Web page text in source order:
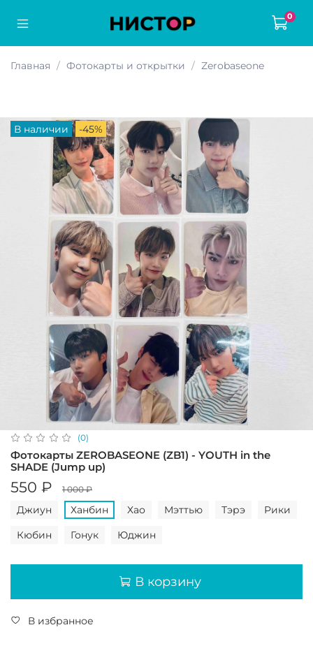
0
Главная Фотокарты и открытки Zerobaseone
В наличии -45%
(0)
Фотокарты ZEROBASEONE (ZB1) - YOUTH in the
SHADE (Jump up)
550 ₽ 1 000 ₽
Джиун Ханбин Хао Мэттью Тэрэ Рики
Кюбин Гонук Юджин
В корзину
В избранное